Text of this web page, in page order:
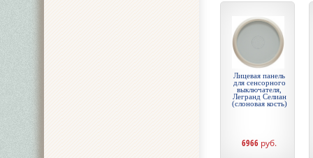
Лицевая панель
для сенсорного
выключателя,
Легранд Селиан
(слоновая кость)
6966 руб.